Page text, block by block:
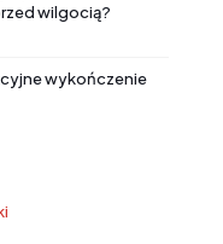
wilgocią?
wykończenie